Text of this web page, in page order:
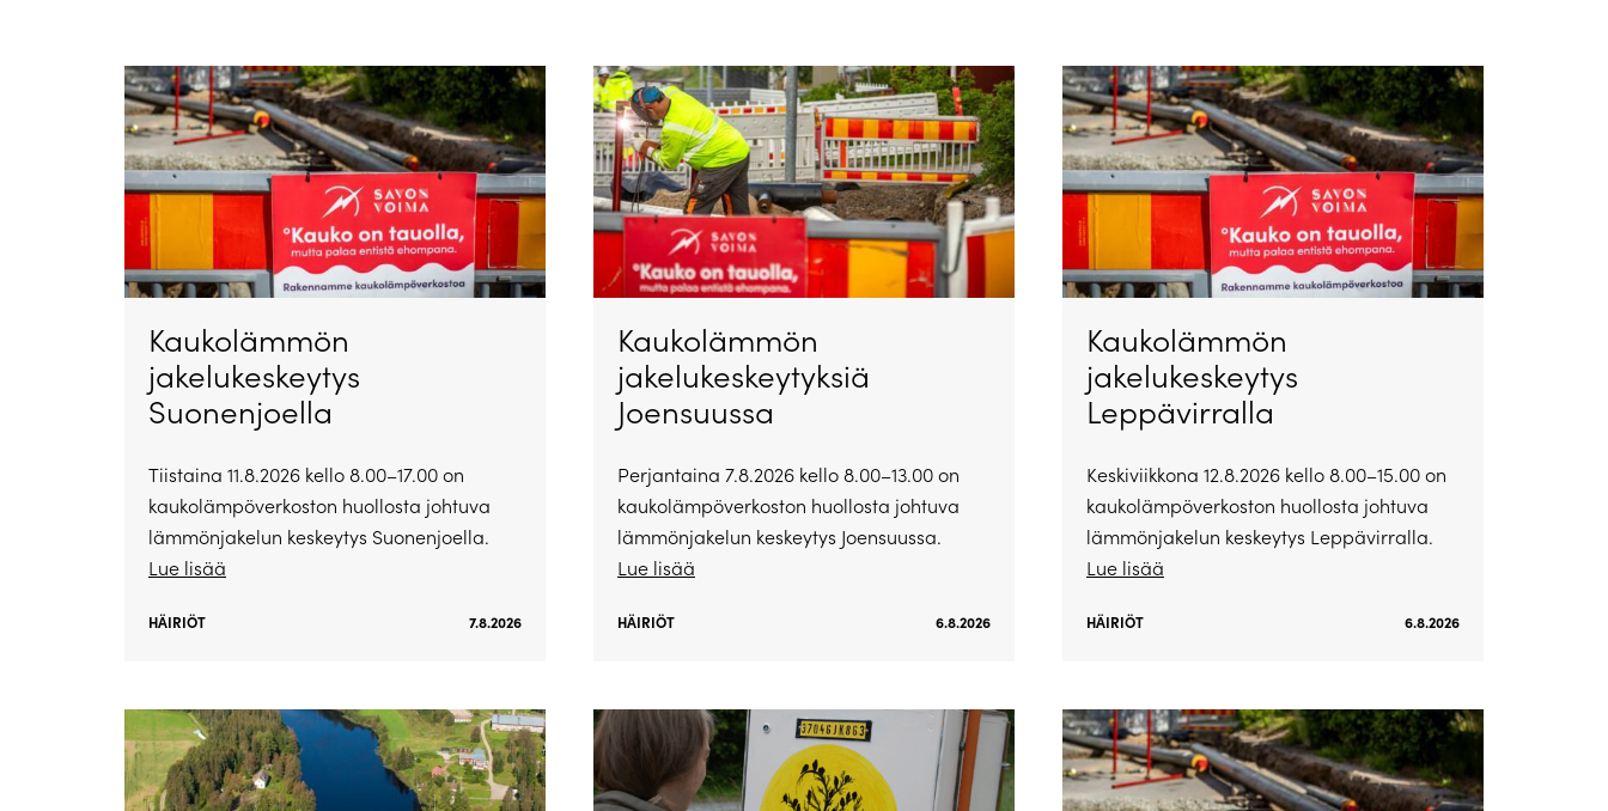
Kaukolämmön
jakelukeskeytys
Suonenjoella
Tiistaina 11.8.2026 kello 8.00–17.00 on
kaukolämpöverkoston huollosta johtuva
lämmönjakelun keskeytys Suonenjoella.
Lue lisää
HÄIRIÖT 7.8.2026
Kaukolämmön
jakelukeskeytyksiä
Joensuussa
Perjantaina 7.8.2026 kello 8.00–13.00 on
kaukolämpöverkoston huollosta johtuva
lämmönjakelun keskeytys Joensuussa.
Lue lisää
HÄIRIÖT 6.8.2026
Kaukolämmön
jakelukeskeytys
Leppävirralla
Keskiviikkona 12.8.2026 kello 8.00–15.00 on
kaukolämpöverkoston huollosta johtuva
lämmönjakelun keskeytys Leppävirralla.
Lue lisää
HÄIRIÖT 6.8.2026